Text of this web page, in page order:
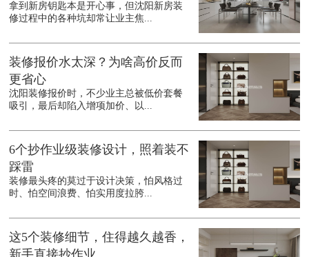
拿到新房钥匙本是开心事，但沈阳新房装
修过程中的各种坑却常让业主焦...
装修报价水太深？为啥高价反而
更省心
沈阳装修报价时，不少业主总被低价套餐
吸引，最后却陷入增项加价、以...
6个抄作业级装修设计，照着装不
踩雷
装修最头疼的莫过于设计决策，怕风格过
时、怕空间浪费、怕实用度拉胯...
这5个装修细节，住得越久越香，